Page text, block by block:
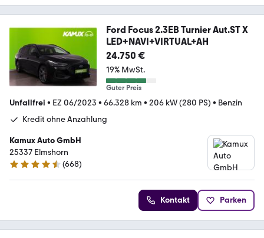
Ford Focus 2.3EB Turnier Aut.ST X
LED+NAVI+VIRTUAL+AH
24.750 €
19% MwSt.
Guter Preis
Unfallfrei • EZ 06/2023 • 66.328 km • 206 kW (280 PS) • Benzin
Kredit ohne Anzahlung
Kamux Auto GmbH
25337 Elmshorn
4.6 Sterne
(668)
Kontakt Parken